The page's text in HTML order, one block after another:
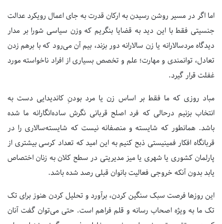
اما اگر در مسیر روشن رسیدن به ارکان قدرت به جای اعمال رویکرد عدالت
جنسیتی فقط با این دید به قضایا بنگریم که وزن سیاسی شورا بر مدار
دیدگاه مردسالارانه یا زن سالارانه دور بزند، بیم آن می‌رود که با برهم زدن
تعادل، توانمندی و مهارت؛ علم و تخصص بسیاری از افراد ناخواسته مورد
غفلت قرار گیرد.
مباد روزی که ما فقط بر اساس زن یا مرد بودنِ کاندیدایی دست به
انتخاب بزنیم درحالی که فرد اصلح قربانی نگرش ساده‌انگارانه ما شده
باشد. همانطور که شایسته و منصفانه نیست که شایسته‌سالاری را در
قربانگاه افکار فمینیستی ذبح کنیم به این امید که تعداد کرسی بیشتری از
پارلمان کشوری یا شهری یا میز مدیریتی در سطح کلان به زنان اختصاص
یابد بدون آنکه خروجی فعالیت بانوان قبلی رصد شده باشد.
این روزها فرصت سبک سنگین کردن، برآورد و تحلیل کردن هنوز برای تک
تک ما به ویژه اصحاب رسانه و قلم فراهم است. حتی می‌توان گفت آنان